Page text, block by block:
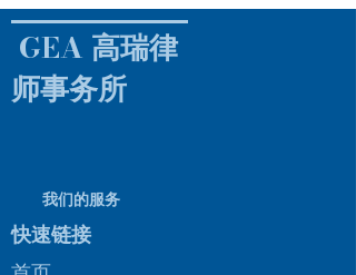
GEA 高瑞律
师事务所
我们的服务
快速链接